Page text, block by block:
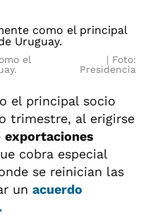
el
Foto:
Presidencia
el principal socio
trimestre, al erigirse
exportaciones
cobra especial
se reinician las
un acuerdo